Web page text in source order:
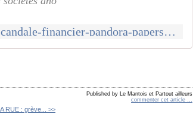
http://www.le-blog-de-roger-colombier.com/2021/10/scandale-financier-pandora-papers-et-apres.html
Published by Le Mantois et Partout ailleurs
commenter cet article …
RUE : grève... >>